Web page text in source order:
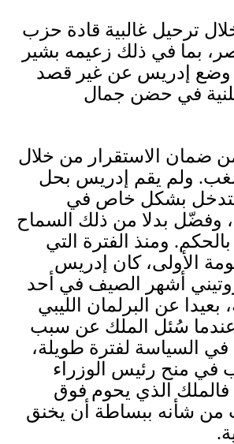
ترحيل غالبية قادة حزب
بما في ذلك زعيمه بشير
وضع إدريس عن غير قصد
في حضن جمال
ضمان الاستقرار من خلال
. ولم يقم إدريس بحل
يتدخل بشكل خاص في
وفضّل بدلا من ذلك السماح
. ومنذ الفترة التي
الأولى، كان إدريس
أشهر الصيف في أحد
بعيدا عن البرلمان الليبي
سُئل الملك عن سبب
في السياسة لفترة طويلة،
في منح رئيس الوزراء
فالملك الذي يحوم فوق
شأنه ببساطة أن يخنق
.